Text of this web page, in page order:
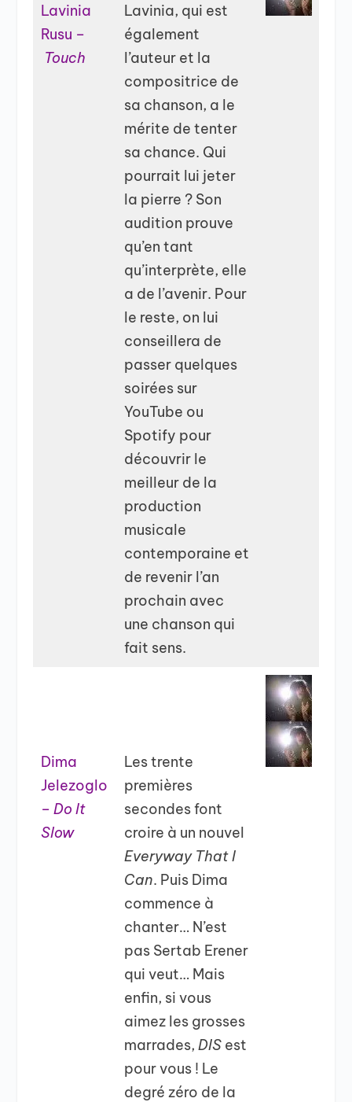
Lavinia
Rusu –
Touch
Lavinia, qui est
également
l’auteur et la
compositrice de
sa chanson, a le
mérite de tenter
sa chance. Qui
pourrait lui jeter
la pierre ? Son
audition prouve
qu’en tant
qu’interprète, elle
a de l’avenir. Pour
le reste, on lui
conseillera de
passer quelques
soirées sur
YouTube ou
Spotify pour
découvrir le
meilleur de la
production
musicale
contemporaine et
de revenir l’an
prochain avec
une chanson qui
fait sens.
Dima
Jelezoglo
–Do It
Slow
Les trente
premières
secondes font
croire à un nouvel
Everyway That I
Can. Puis Dima
commence à
chanter… N’est
pas Sertab Erener
qui veut… Mais
enfin, si vous
aimez les grosses
marrades,DIS est
pour vous ! Le
degré zéro de la